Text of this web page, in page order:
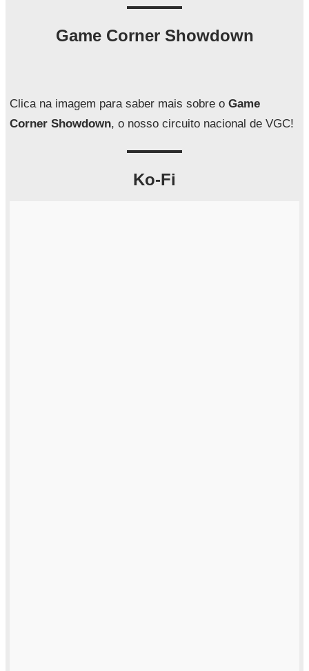
a
Game Corner Showdown
Clica na imagem para saber mais sobre o Game
Corner Showdown, o nosso circuito nacional de VGC!
Ko-Fi